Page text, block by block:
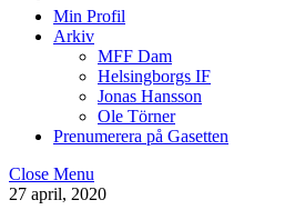
Min Profil
Arkiv
MFF Dam
Helsingborgs IF
Jonas Hansson
Ole Törner
Prenumerera på Gasetten
Close Menu
27 april, 2020